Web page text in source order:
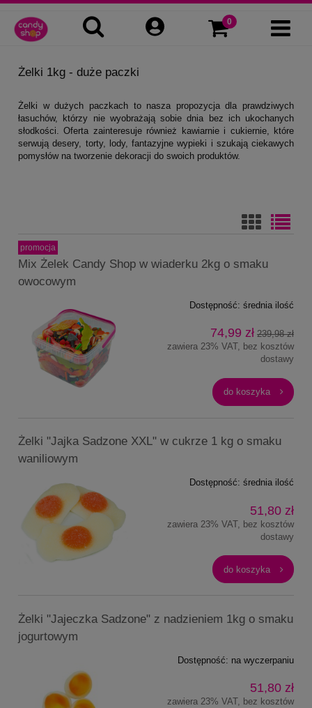
Żelki 1kg - duże paczki
Żelki w dużych paczkach to nasza propozycja dla prawdziwych
łasuchów, którzy nie wyobrażają sobie dnia bez ich ukochanych
słodkości. Oferta zainteresuje również kawiarnie i cukiernie, które
serwują desery, torty, lody, fantazyjne wypieki i szukają ciekawych
pomysłów na tworzenie dekoracji do swoich produktów.
Mix Żelek Candy Shop w wiaderku 2kg o smaku
owocowym
Dostępność: średnia ilość
74,99 zł 239,98 zł
zawiera 23% VAT, bez kosztów
dostawy
do koszyka
promocja
Żelki "Jajka Sadzone XXL" w cukrze 1 kg o smaku
waniliowym
Dostępność: średnia ilość
51,80 zł
zawiera 23% VAT, bez kosztów
dostawy
do koszyka
Żelki "Jajeczka Sadzone" z nadzieniem 1kg o smaku
jogurtowym
Dostępność: na wyczerpaniu
51,80 zł
zawiera 23% VAT, bez kosztów